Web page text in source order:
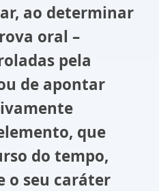
ao determinar
oral –
pela
de apontar
que
do tempo,
o seu caráter